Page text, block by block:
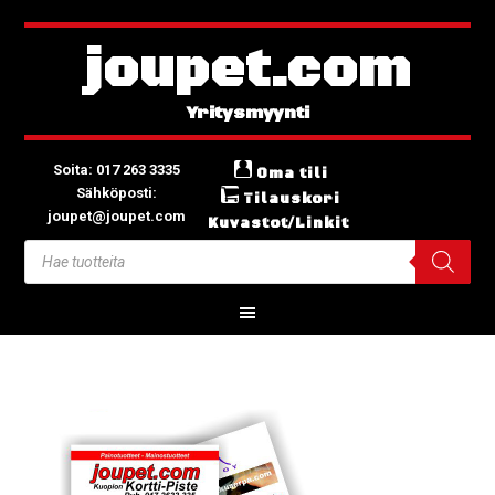
joupet.com
Soita: 017 263 3335
Sähköposti:
joupet@joupet.com
Oma tili
Tilauskori
Kuvastot/Linkit